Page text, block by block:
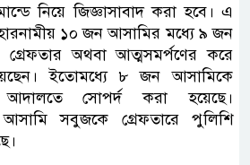
নিয়ে জিজ্ঞাসাবাদ করা হবে। এ
১০ জন আসামির মধ্যে ৯ জন
গ্রেফতার অথবা আত্মসমর্পণের করে
ইতোমধ্যে ৮ জন আসামিকে
আদালতে সোপর্দ করা হয়েছে।
সবুজকে গ্রেফতারে পুলিশি